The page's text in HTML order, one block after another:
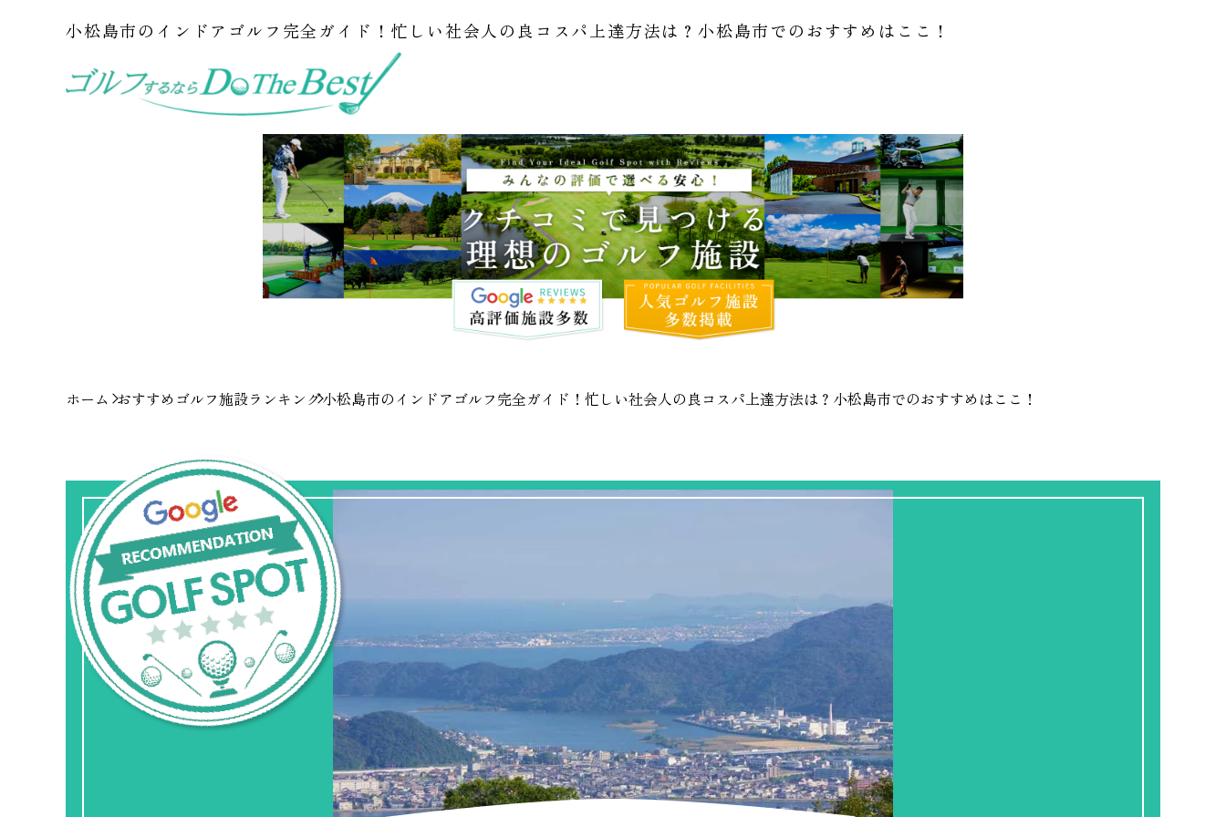
小松島市のインドアゴルフ完全ガイド！忙しい社会人の良コスパ上達方法は？小松島市でのおすすめはここ！
ホーム おすすめゴルフ施設ランキング小松島市のインドアゴルフ完全ガイド！忙しい社会人の良コスパ上達方法は？小松島市でのおすすめはここ！